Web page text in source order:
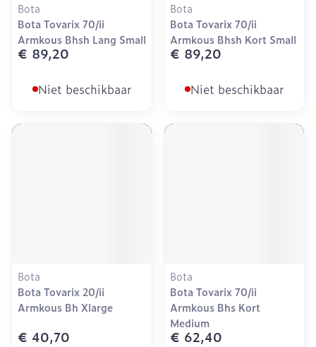
Bota
Bota Tovarix 70/ii
Armkous Bhsh Lang Small
€ 89,20
Niet beschikbaar
Bota
Bota Tovarix 70/ii
Armkous Bhsh Kort Small
€ 89,20
Niet beschikbaar
Bota
Bota Tovarix 20/ii
Armkous Bh Xlarge
€ 40,70
Bota
Bota Tovarix 70/ii
Armkous Bhs Kort
Medium
€ 62,40